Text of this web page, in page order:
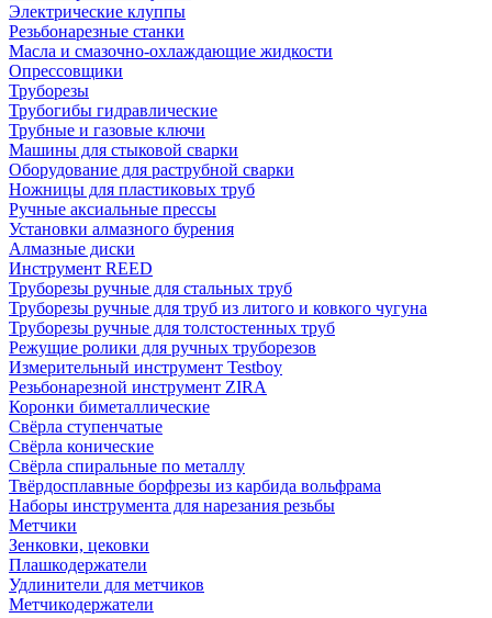
Электрические клуппы
Резьбонарезные станки
Масла и смазочно-охлаждающие жидкости
Опрессовщики
Труборезы
Трубогибы гидравлические
Трубные и газовые ключи
Машины для стыковой сварки
Оборудование для раструбной сварки
Ножницы для пластиковых труб
Ручные аксиальные прессы
Установки алмазного бурения
Алмазные диски
Инструмент REED
Труборезы ручные для стальных труб
Труборезы ручные для труб из литого и ковкого чугуна
Труборезы ручные для толстостенных труб
Режущие ролики для ручных труборезов
Измерительный инструмент Testboy
Резьбонарезной инструмент ZIRA
Коронки биметаллические
Свёрла ступенчатые
Свёрла конические
Свёрла спиральные по металлу
Твёрдосплавные борфрезы из карбида вольфрама
Наборы инструмента для нарезания резьбы
Метчики
Зенковки, цековки
Плашкодержатели
Удлинители для метчиков
Метчикодержатели